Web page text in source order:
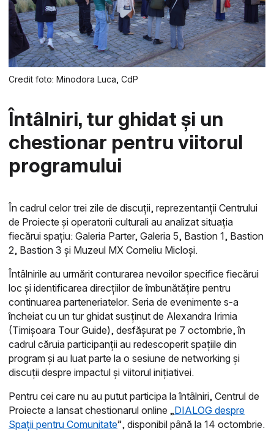
Credit foto: Minodora Luca, CdP
Întâlniri, tur ghidat și un
chestionar pentru viitorul
programului
În cadrul celor trei zile de discuții, reprezentanții Centrului
de Proiecte și operatorii culturali au analizat situația
fiecărui spațiu: Galeria Parter, Galeria 5, Bastion 1, Bastion
2, Bastion 3 și Muzeul MX Corneliu Micloși.
Întâlnirile au urmărit conturarea nevoilor specifice fiecărui
loc și identificarea direcțiilor de îmbunătățire pentru
continuarea parteneriatelor. Seria de evenimente s-a
încheiat cu un tur ghidat susținut de Alexandra Irimia
(Timișoara Tour Guide), desfășurat pe 7 octombrie, în
cadrul căruia participanții au redescoperit spațiile din
program și au luat parte la o sesiune de networking și
discuții despre impactul și viitorul inițiativei.
Pentru cei care nu au putut participa la întâlniri, Centrul de
Proiecte a lansat chestionarul online „DIALOG despre
Spații pentru Comunitate”, disponibil până la 14 octombrie.